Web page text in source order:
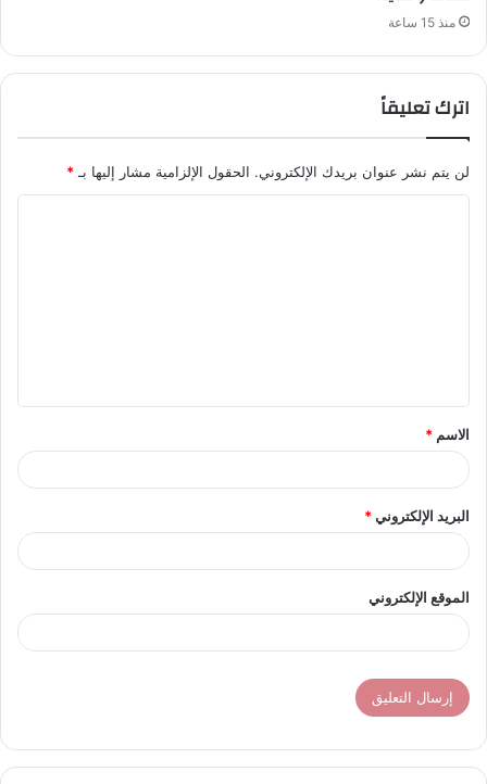
منذ 15 ساعة
اترك تعليقاً
لن يتم نشر عنوان بريدك الإلكتروني. الحقول الإلزامية مشار إليها بـ *
ق
*
الاسم *
البريد الإلكتروني*
الموقع الإلكتروني